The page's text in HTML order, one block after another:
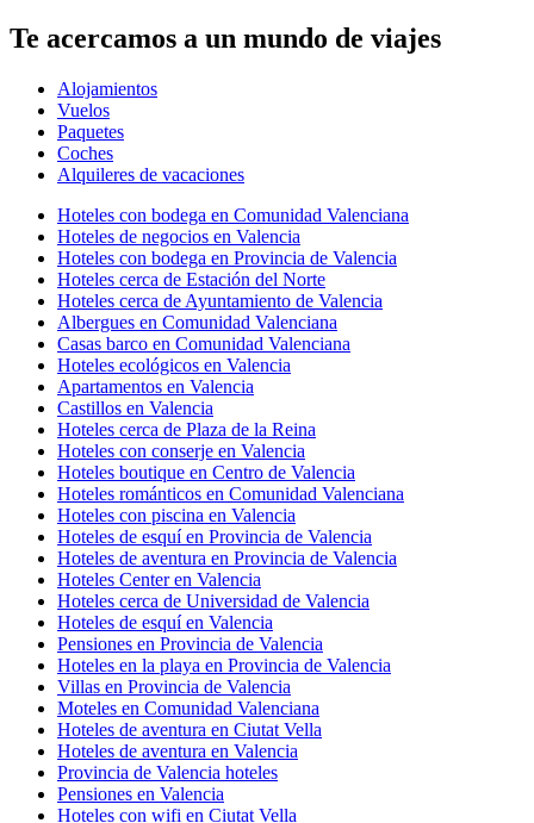
Te acercamos a un mundo de viajes
Alojamientos
Vuelos
Paquetes
Coches
Alquileres de vacaciones
Hoteles con bodega en Comunidad Valenciana
Hoteles de negocios en Valencia
Hoteles con bodega en Provincia de Valencia
Hoteles cerca de Estación del Norte
Hoteles cerca de Ayuntamiento de Valencia
Albergues en Comunidad Valenciana
Casas barco en Comunidad Valenciana
Hoteles ecológicos en Valencia
Apartamentos en Valencia
Castillos en Valencia
Hoteles cerca de Plaza de la Reina
Hoteles con conserje en Valencia
Hoteles boutique en Centro de Valencia
Hoteles románticos en Comunidad Valenciana
Hoteles con piscina en Valencia
Hoteles de esquí en Provincia de Valencia
Hoteles de aventura en Provincia de Valencia
Hoteles Center en Valencia
Hoteles cerca de Universidad de Valencia
Hoteles de esquí en Valencia
Pensiones en Provincia de Valencia
Hoteles en la playa en Provincia de Valencia
Villas en Provincia de Valencia
Moteles en Comunidad Valenciana
Hoteles de aventura en Ciutat Vella
Hoteles de aventura en Valencia
Provincia de Valencia hoteles
Pensiones en Valencia
Hoteles con wifi en Ciutat Vella